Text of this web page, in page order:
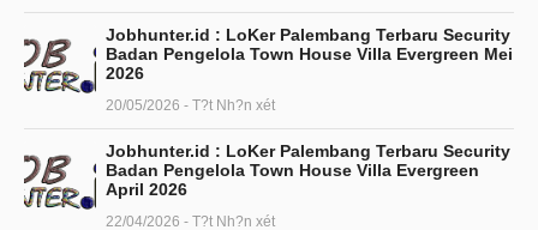
Jobhunter.id : LoKer Palembang Terbaru Security
Badan Pengelola Town House Villa Evergreen Mei
2026
20/05/2026 - T?t Nh?n xét
Jobhunter.id : LoKer Palembang Terbaru Security
Badan Pengelola Town House Villa Evergreen
April 2026
22/04/2026 - T?t Nh?n xét